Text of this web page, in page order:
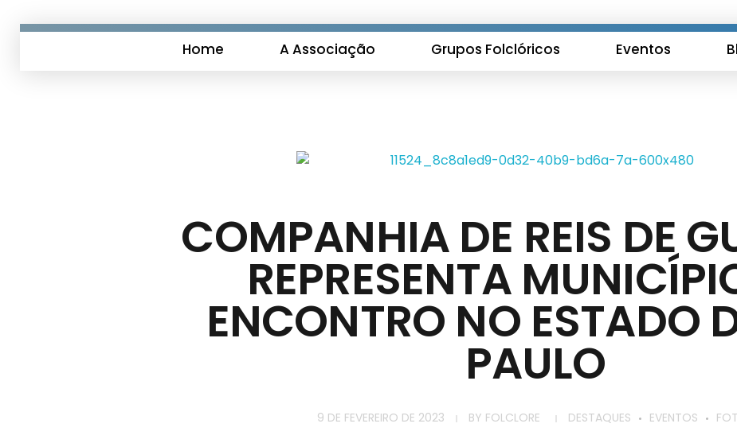
Home A Associação Grupos Folclóricos Eventos
COMPANHIA DE REIS DE
REPRESENTA
ENCONTRO NO ESTADO
PAULO
9 DE FEVEREIRO DE 2023 BY FOLCLORE DESTAQUES EVENTOS